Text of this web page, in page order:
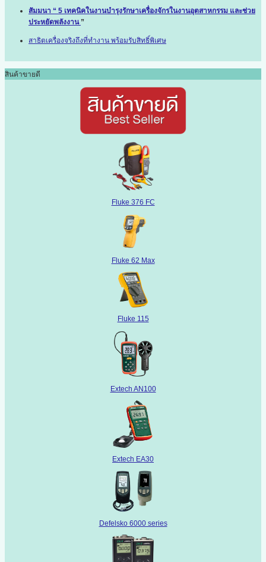
สัมมนา “ 5 เทคนิคในงานบำรุงรักษาเครื่องจักรในงานอุตสาหกรรม และช่วย
ประหยัดพลังงาน ”
สาธิตเครื่องจริงถึงที่ทำงาน พร้อมรับสิทธิ์พิเศษ
สินค้าขายดี
Fluke 376 FC
Fluke 62 Max
Fluke 115
Extech AN100
Extech EA30
Defelsko 6000 series